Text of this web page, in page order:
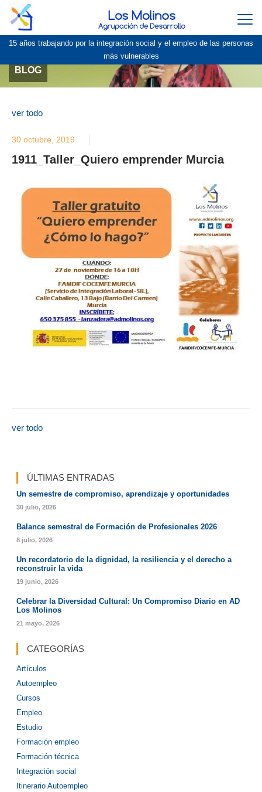
15 años trabajando por la integración social y el empleo de las personas
más vulnerables
BLOG
ver todo
30 octubre, 2019
1911_Taller_Quiero emprender Murcia
ver todo
ÚLTIMAS ENTRADAS
Un semestre de compromiso, aprendizaje y oportunidades
30 julio, 2026
Balance semestral de Formación de Profesionales 2026
8 julio, 2026
Un recordatorio de la dignidad, la resiliencia y el derecho a
reconstruir la vida
19 junio, 2026
Celebrar la Diversidad Cultural: Un Compromiso Diario en AD
Los Molinos
21 mayo, 2026
CATEGORÍAS
Artículos
Autoempleo
Cursos
Empleo
Estudio
Formación empleo
Formación técnica
Integración social
Itinerario Autoempleo